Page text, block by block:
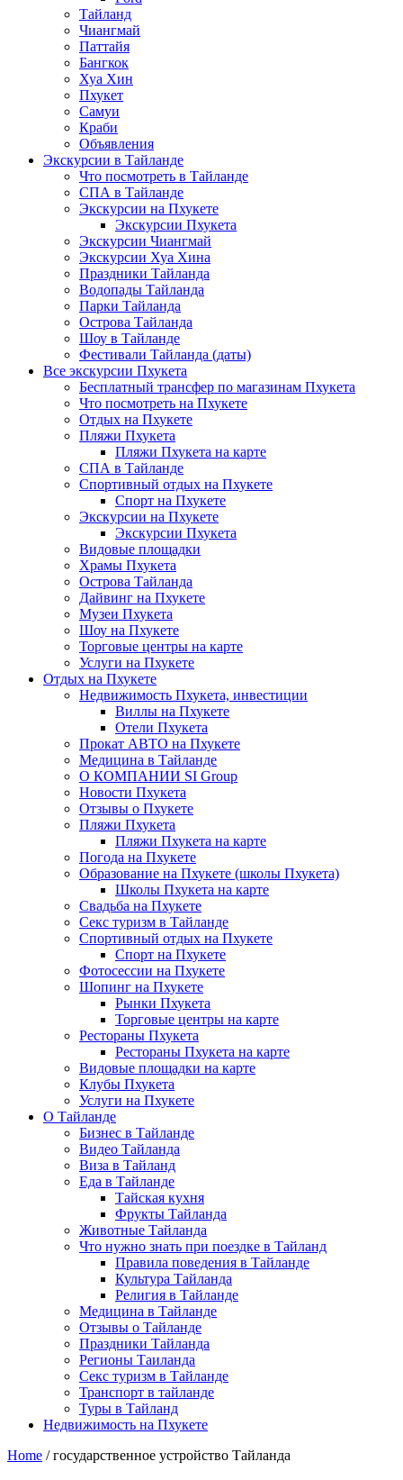
Тайланд
Чиангмай
Паттайя
Бангкок
Хуа Хин
Пхукет
Самуи
Краби
Объявления
Экскурсии в Тайланде
Что посмотреть в Тайланде
СПА в Тайланде
Экскурсии на Пхукете
Экскурсии Пхукета
Экскурсии Чиангмай
Экскурсии Хуа Хина
Праздники Тайланда
Водопады Тайланда
Парки Тайланда
Острова Тайланда
Шоу в Тайланде
Фестивали Тайланда (даты)
Все экскурсии Пхукета
Бесплатный трансфер по магазинам Пхукета
Что посмотреть на Пхукете
Отдых на Пхукете
Пляжи Пхукета
Пляжи Пхукета на карте
СПА в Тайланде
Спортивный отдых на Пхукете
Спорт на Пхукете
Экскурсии на Пхукете
Экскурсии Пхукета
Видовые площадки
Храмы Пхукета
Острова Тайланда
Дайвинг на Пхукете
Музеи Пхукета
Шоу на Пхукете
Торговые центры на карте
Услуги на Пхукете
Отдых на Пхукете
Недвижимость Пхукета, инвестиции
Виллы на Пхукете
Отели Пхукета
Прокат АВТО на Пхукете
Медицина в Тайланде
О КОМПАНИИ SI Group
Новости Пхукета
Отзывы о Пхукете
Пляжи Пхукета
Пляжи Пхукета на карте
Погода на Пхукете
Образование на Пхукете (школы Пхукета)
Школы Пхукета на карте
Свадьба на Пхукете
Секс туризм в Тайланде
Спортивный отдых на Пхукете
Спорт на Пхукете
Фотосессии на Пхукете
Шопинг на Пхукете
Рынки Пхукета
Торговые центры на карте
Рестораны Пхукета
Рестораны Пхукета на карте
Видовые площадки на карте
Клубы Пхукета
Услуги на Пхукете
О Тайланде
Бизнес в Тайланде
Видео Тайланда
Виза в Тайланд
Еда в Тайланде
Тайская кухня
Фрукты Тайланда
Животные Тайланда
Что нужно знать при поездке в Тайланд
Правила поведения в Тайланде
Культура Тайланда
Религия в Тайланде
Медицина в Тайланде
Отзывы о Тайланде
Праздники Тайланда
Регионы Таиланда
Секс туризм в Тайланде
Транспорт в тайланде
Туры в Тайланд
Недвижимость на Пхукете
Home / государственное устройство Тайланда